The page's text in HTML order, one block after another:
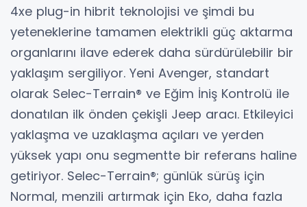
4xe plug-in hibrit teknolojisi ve şimdi bu
yeteneklerine tamamen elektrikli güç aktarma
organlarını ilave ederek daha sürdürülebilir bir
yaklaşım sergiliyor. Yeni Avenger, standart
olarak Selec-Terrain® ve Eğim İniş Kontrolü ile
donatılan ilk önden çekişli Jeep aracı. Etkileyici
yaklaşma ve uzaklaşma açıları ve yerden
yüksek yapı onu segmentte bir referans haline
getiriyor. Selec-Terrain®; günlük sürüş için
Normal, menzili artırmak için Eko, daha fazla